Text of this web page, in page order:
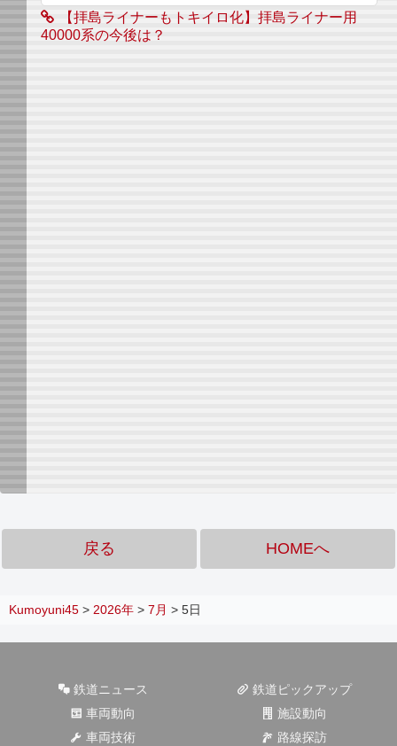
【拝島ライナーもトキイロ化】拝島ライナー用
40000系の今後は？
戻る HOMEへ
Kumoyuni45 > 2026年 > 7月 > 5日
鉄道ニュース
鉄道ピックアップ
車両動向
施設動向
車両技術
路線探訪